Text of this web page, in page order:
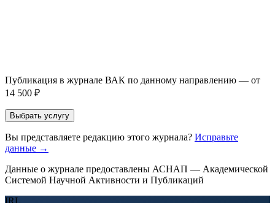
Публикация в журнале ВАК по данному направлению — от
14 500 ₽
Выбрать услугу
Вы представляете редакцию этого журнала? Исправьте
данные →
Данные о журнале предоставлены АСНАП — Академической
Системой Научной Активности и Публикаций